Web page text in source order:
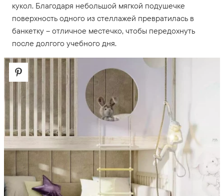
кукол. Благодаря небольшой мягкой подушечке
поверхность одного из стеллажей превратилась в
банкетку – отличное местечко, чтобы передохнуть
после долгого учебного дня.